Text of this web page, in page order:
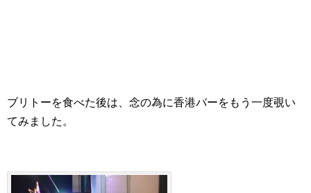
ブリトーを食べた後は、念の為に香港バーをもう一度覗い
てみました。